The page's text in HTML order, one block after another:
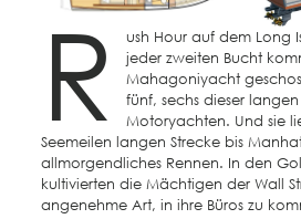
R
ush Hour auf dem Long
jeder zweiten Bucht
Mahagoniyacht
fünf, sechs dieser
Motoryachten. Und sie
Seemeilen langen Strecke bis
allmorgendliches Rennen. In den
kultivierten die Mächtigen der Wall
angenehme Art, in ihre Büros zu